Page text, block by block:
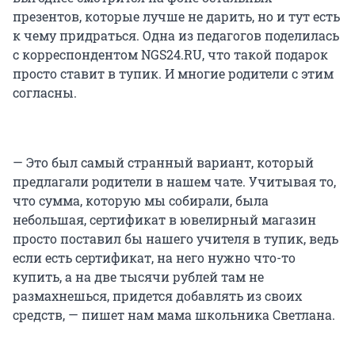
презентов, которые лучше не дарить, но и тут есть
к чему придраться. Одна из педагогов поделилась
с корреспондентом NGS24.RU, что такой подарок
просто ставит в тупик. И многие родители с этим
согласны.
— Это был самый странный вариант, который
предлагали родители в нашем чате. Учитывая то,
что сумма, которую мы собирали, была
небольшая, сертификат в ювелирный магазин
просто поставил бы нашего учителя в тупик, ведь
если есть сертификат, на него нужно что-то
купить, а на две тысячи рублей там не
размахнешься, придется добавлять из своих
средств, — пишет нам мама школьника Светлана.